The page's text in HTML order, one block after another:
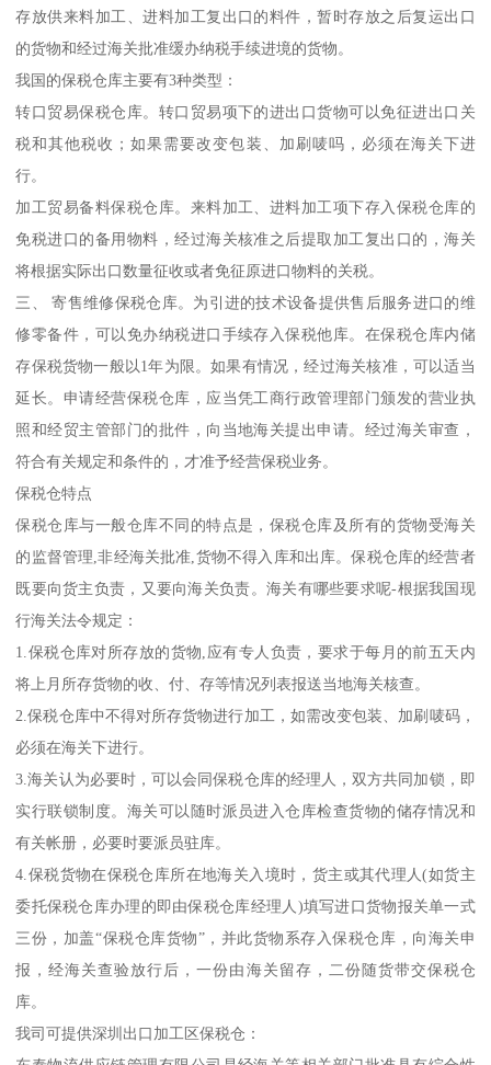
存放供来料加工、进料加工复出口的料件，暂时存放之后复运出口
的货物和经过海关批准缓办纳税手续进境的货物。
我国的保税仓库主要有3种类型：
转口贸易保税仓库。转口贸易项下的进出口货物可以免征进出口关
税和其他税收；如果需要改变包装、加刷唛吗，必须在海关下进
行。
加工贸易备料保税仓库。来料加工、进料加工项下存入保税仓库的
免税进口的备用物料，经过海关核准之后提取加工复出口的，海关
将根据实际出口数量征收或者免征原进口物料的关税。
三、 寄售维修保税仓库。为引进的技术设备提供售后服务进口的维
修零备件，可以免办纳税进口手续存入保税他库。在保税仓库内储
存保税货物一般以1年为限。如果有情况，经过海关核准，可以适当
延长。申请经营保税仓库，应当凭工商行政管理部门颁发的营业执
照和经贸主管部门的批件，向当地海关提出申请。经过海关审查，
符合有关规定和条件的，才准予经营保税业务。
保税仓特点
保税仓库与一般仓库不同的特点是，保税仓库及所有的货物受海关
的监督管理,非经海关批准,货物不得入库和出库。保税仓库的经营者
既要向货主负责，又要向海关负责。海关有哪些要求呢-根据我国现
行海关法令规定：
1.保税仓库对所存放的货物,应有专人负责，要求于每月的前五天内
将上月所存货物的收、付、存等情况列表报送当地海关核查。
2.保税仓库中不得对所存货物进行加工，如需改变包装、加刷唛码，
必须在海关下进行。
3.海关认为必要时，可以会同保税仓库的经理人，双方共同加锁，即
实行联锁制度。海关可以随时派员进入仓库检查货物的储存情况和
有关帐册，必要时要派员驻库。
4.保税货物在保税仓库所在地海关入境时，货主或其代理人(如货主
委托保税仓库办理的即由保税仓库经理人)填写进口货物报关单一式
三份，加盖“保税仓库货物”，并此货物系存入保税仓库，向海关申
报，经海关查验放行后，一份由海关留存，二份随货带交保税仓
库。
我司可提供深圳出口加工区保税仓：